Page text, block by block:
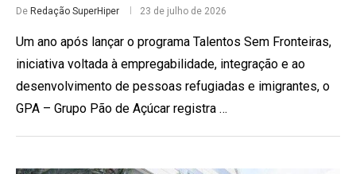
De Redação SuperHiper 23 de julho de 2026
Um ano após lançar o programa Talentos Sem Fronteiras,
iniciativa voltada à empregabilidade, integração e ao
desenvolvimento de pessoas refugiadas e imigrantes, o
GPA – Grupo Pão de Açúcar registra …